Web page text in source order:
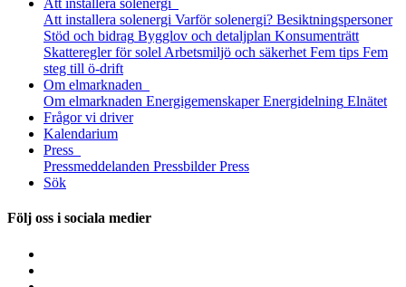
Att installera solenergi
Att installera solenergi Varför solenergi? Besiktningspersoner
Stöd och bidrag Bygglov och detaljplan Konsumenträtt
Skatteregler för solel Arbetsmiljö och säkerhet Fem tips Fem
steg till ö-drift
Om elmarknaden
Om elmarknaden Energigemenskaper Energidelning Elnätet
Frågor vi driver
Kalendarium
Press
Pressmeddelanden Pressbilder Press
Sök
Följ oss i sociala medier